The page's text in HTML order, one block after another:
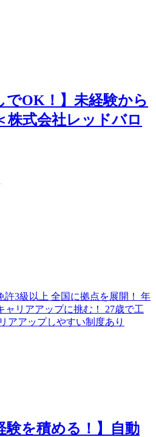
でOK！】未経験から
株式会社レッドバロ
験を積める！】自動